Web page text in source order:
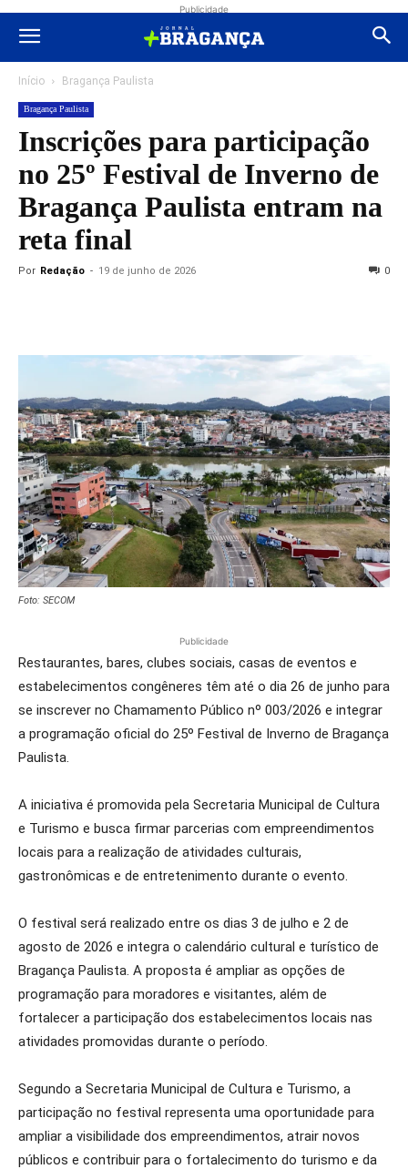
Publicidade
Início Bragança Paulista
Bragança Paulista
Inscrições para participação
no 25º Festival de Inverno de
Bragança Paulista entram na
reta final
Por Redação - 19 de junho de 2026 0
Foto: SECOM
Publicidade
Restaurantes, bares, clubes sociais, casas de eventos e
estabelecimentos congêneres têm até o dia 26 de junho para
se inscrever no Chamamento Público nº 003/2026 e integrar
a programação oficial do 25º Festival de Inverno de Bragança
Paulista.
A iniciativa é promovida pela Secretaria Municipal de Cultura
e Turismo e busca firmar parcerias com empreendimentos
locais para a realização de atividades culturais,
gastronômicas e de entretenimento durante o evento.
O festival será realizado entre os dias 3 de julho e 2 de
agosto de 2026 e integra o calendário cultural e turístico de
Bragança Paulista. A proposta é ampliar as opções de
programação para moradores e visitantes, além de
fortalecer a participação dos estabelecimentos locais nas
atividades promovidas durante o período.
Segundo a Secretaria Municipal de Cultura e Turismo, a
participação no festival representa uma oportunidade para
ampliar a visibilidade dos empreendimentos, atrair novos
públicos e contribuir para o fortalecimento do turismo e da